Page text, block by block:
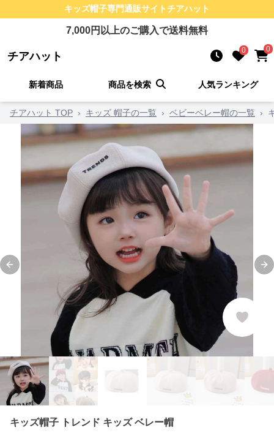
キッズ帽子専門通販サイトチアハット
7,000円以上のご購入で送料無料
チアハット 0 0
新着商品 商品を検索 人気ランキング
チアハット TOP › キッズ 帽子の一覧 › ベビーベレー帽の一覧 ›
Previous slide
キッズ帽子 トレンド キッズ ベレー帽